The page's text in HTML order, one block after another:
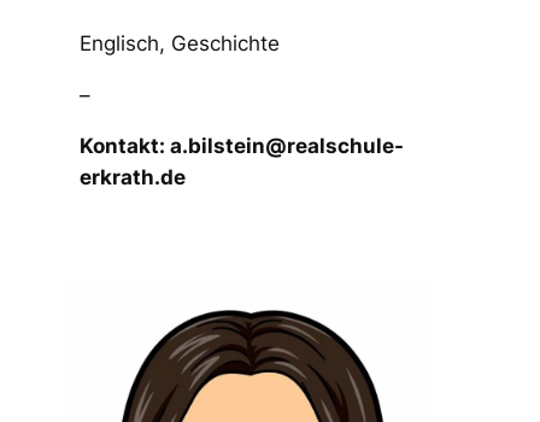
Englisch, Geschichte
–
Kontakt: a.bilstein@realschule-
erkrath.de